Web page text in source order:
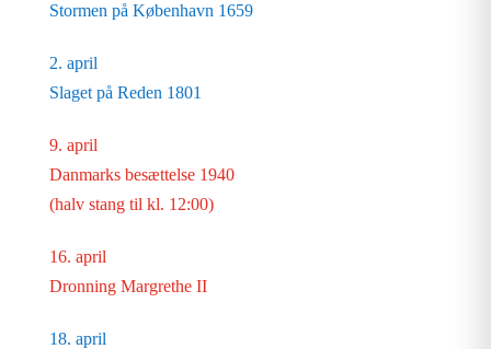
Stormen på København 1659
2. april
Slaget på Reden 1801
9. april
Danmarks besættelse 1940
(halv stang til kl. 12:00)
16. april
Dronning Margrethe II
18. april